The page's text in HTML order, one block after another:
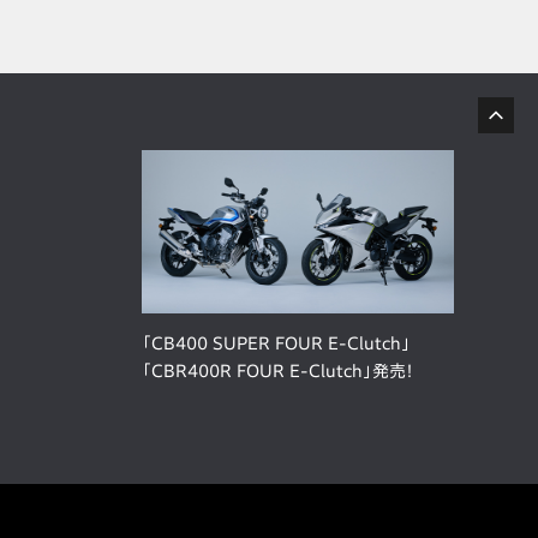
「CB400 SUPER FOUR E-Clutch」
「CBR400R FOUR E-Clutch」発売！